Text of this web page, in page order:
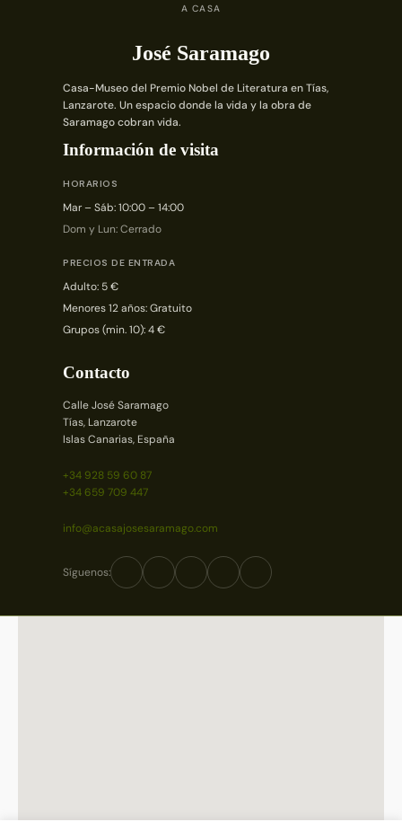
A CASA
José Saramago
Casa-Museo del Premio Nobel de Literatura en Tías,
Lanzarote. Un espacio donde la vida y la obra de
Saramago cobran vida.
Información de visita
HORARIOS
Mar – Sáb: 10:00 – 14:00
Dom y Lun: Cerrado
PRECIOS DE ENTRADA
Adulto: 5 €
Menores 12 años: Gratuito
Grupos (min. 10): 4 €
Contacto
Calle José Saramago
Tías, Lanzarote
Islas Canarias, España
+34 928 59 60 87
+34 659 709 447
info@acasajosesaramago.com
Síguenos: